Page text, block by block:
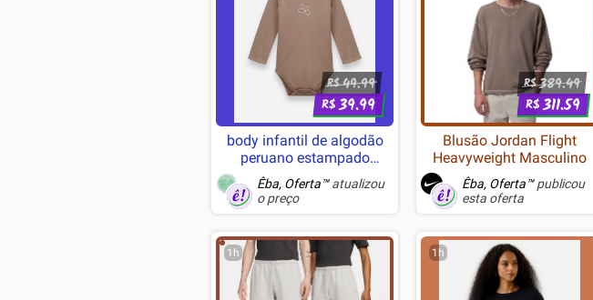
R$49.99
R$39.99
body infantil de algodão
peruano estampado
manga longa marrom
Êba, Oferta™atualizou
o preço
R$389.49
R$311.59
Blusão Jordan Flight
Heavyweight Masculino
Êba, Oferta™publicou
esta oferta
1h 1h